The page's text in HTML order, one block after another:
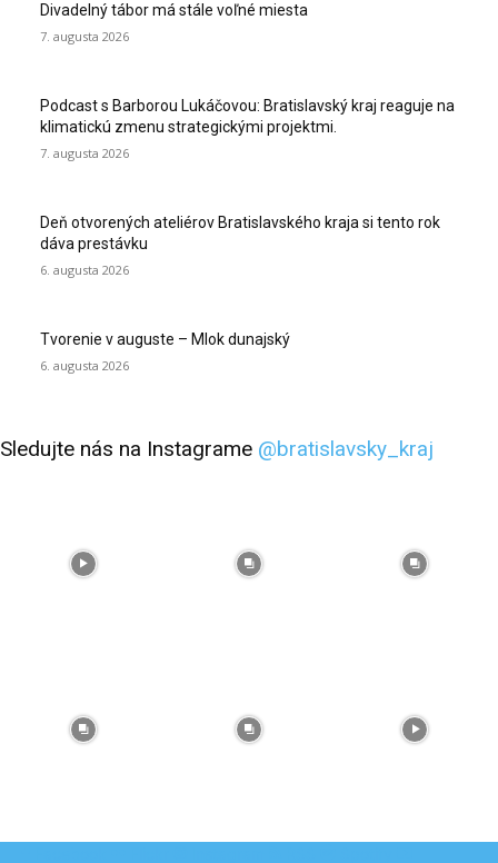
Divadelný tábor má stále voľné miesta
7. augusta 2026
Podcast s Barborou Lukáčovou: Bratislavský kraj reaguje na
klimatickú zmenu strategickými projektmi.
7. augusta 2026
Deň otvorených ateliérov Bratislavského kraja si tento rok
dáva prestávku
6. augusta 2026
Tvorenie v auguste – Mlok dunajský
6. augusta 2026
Sledujte nás na Instagrame @bratislavsky_kraj